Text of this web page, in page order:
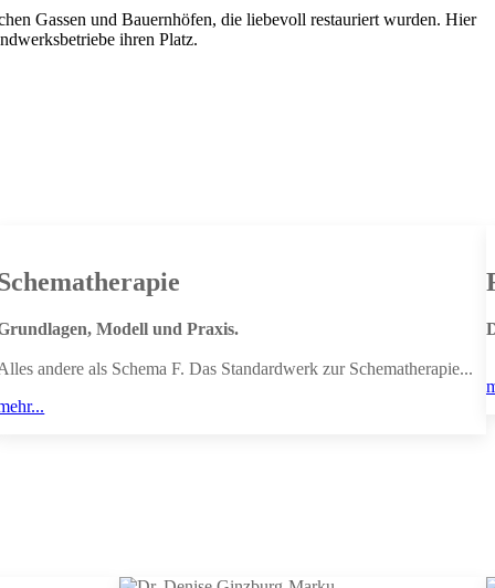
Gassen und Bauernhöfen, die liebevoll restauriert wurden. Hier
ihren Platz.
Modell und Praxis.
andere als Schema F. Das Standardwerk zur Schematherapie...